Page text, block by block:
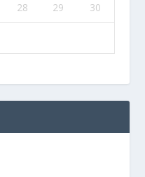
28 29 30